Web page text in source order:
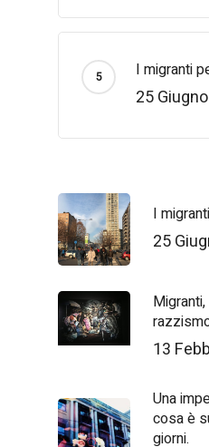
I migranti
25
I
25
13
Una
cosa è
giorni.